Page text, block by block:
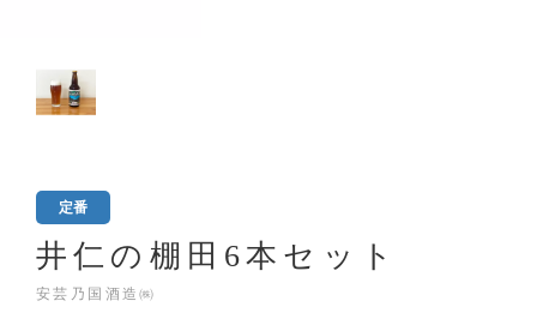
定番
井仁の棚田6本セット
安芸乃国酒造㈱